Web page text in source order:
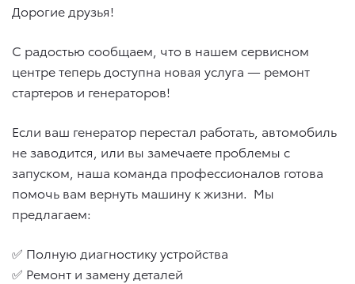
Дорогие друзья!
С радостью сообщаем, что в нашем сервисном
центре теперь доступна новая услуга — ремонт
стартеров и генераторов!
Если ваш генератор перестал работать, автомобиль
не заводится, или вы замечаете проблемы с
запуском, наша команда профессионалов готова
помочь вам вернуть машину к жизни. Мы
предлагаем:
✅ Полную диагностику устройства
✅ Ремонт и замену деталей